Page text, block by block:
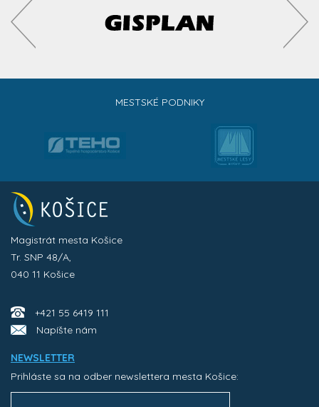
MESTSKÉ PODNIKY
Magistrát mesta Košice
Tr. SNP 48/A,
040 11 Košice
+421 55 6419 111
Napíšte nám
NEWSLETTER
Prihláste sa na odber newslettera mesta Košice: